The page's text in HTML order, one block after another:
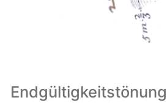
Endgültigkeitstönung